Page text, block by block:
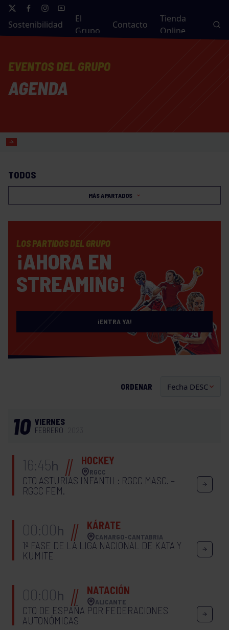
Sostenibilidad
El
Grupo
Contacto
Tienda
Online
EVENTOS DEL GRUPO
AGENDA
TODOS
MÁS APARTADOS
LOS PARTIDOS DEL GRUPO
¡AHORA EN
STREAMING!
¡ENTRA YA!
ORDENAR
10 VIERNES
FEBRERO
16:45h HOCKEY
RGCC
CTO ASTURIAS INFANTIL: RGCC MASC. –
RGCC FEM.
00:00h KÁRATE
CAMARGO-CANTABRIA
1ª FASE DE LA LIGA NACIONAL DE KATA Y
KUMITE
00:00h NATACIÓN
ALICANTE
CTO DE ESPAÑA POR FEDERACIONES
AUTONÓMICAS